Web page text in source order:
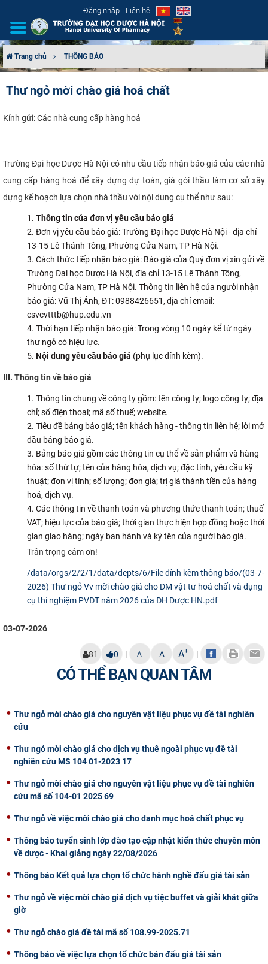
Đăng nhập Liên hệ
ĐÀO TẠO
ĐẢM BẢO CHẤT LƯỢNG
KHOA HỌC CÔNG NGHỆ
HTQT
CỰU NGƯỜI HỌC
Trang chủ THÔNG BÁO
Thư ngỏ mời chào giá hoá chất
Kính gửi: Các nhà cung cấp hàng hoá
Trường Đại học Dược Hà Nội có nhu cầu tiếp nhận báo giá của các nhà
cung cấp hàng hoá để xây dựng dự toán, giá gói thầu làm cơ sở xây
dựng kế hoạch lựa chọn nhà thầu với nội dung cụ thể như sau:
Thông tin của đơn vị yêu cầu báo giá
Đơn vị yêu cầu báo giá: Trường Đại học Dược Hà Nội - địa chỉ
13-15 Lê Thánh Tông, Phường Cửa Nam, TP Hà Nội.
Cách thức tiếp nhận báo giá: Báo giá của Quý đơn vị xin gửi về
Trường Đại học Dược Hà Nội, địa chỉ 13-15 Lê Thánh Tông,
Phường Cửa Nam, TP Hà Nội. Thông tin liên hệ của người nhận
báo giá: Vũ Thị Ánh, ĐT: 0988426651, địa chỉ email:
csvcvtttb@hup.edu.vn
Thời hạn tiếp nhận báo giá: Trong vòng 10 ngày kể từ ngày
thư ngỏ có hiệu lực.
Nội dung yêu cầu báo giá (phụ lục đính kèm).
III. Thông tin về báo giá
Thông tin chung về công ty gồm: tên công ty; logo công ty; địa
chỉ; số điện thoại; mã số thuế; website.
Tiêu đề bảng báo giá; tên khách hàng - thông tin liên hệ; lời mở
đầu bảng báo giá.
Bảng báo giá gồm các thông tin cụ thể về sản phẩm và hàng
hóa: số thứ tự; tên của hàng hóa, dịch vụ; đặc tính, yêu cầu kỹ
thuật; đơn vị tính; số lượng; đơn giá; trị giá thành tiền của hàng
hoá, dịch vụ.
Các thông tin về thanh toán và phương thức thanh toán; thuế
VAT; hiệu lực của báo giá; thời gian thực hiện hợp đồng hoặc thời
gian giao hàng; ngày ban hành và ký tên của người báo giá.
Trân trọng cảm ơn!
/data/orgs/2/2/1/data/depts/6/File đính kèm thông báo/(03-7-
2026) Thư ngỏ Vv mời chào giá cho DM vật tư hoá chất và dụng
cụ thí nghiệm PVĐT năm 2026 của ĐH Dược HN.pdf
03-07-2026
81 0 | A- A A+ |
CÓ THỂ BẠN QUAN TÂM
Thư ngỏ mời chào giá cho nguyên vật liệu phục vụ đề tài nghiên
cứu
Thư ngỏ mời chào giá cho dịch vụ thuê ngoài phục vụ đề tài
nghiên cứu MS 104 01-2023 17
Thư ngỏ mời chào giá cho nguyên vật liệu phục vụ đề tài nghiên
cứu mã số 104-01 2025 69
Thư ngỏ về việc mời chào giá cho danh mục hoá chất phục vụ
Thông báo tuyển sinh lớp đào tạo cập nhật kiến thức chuyên môn
về dược - Khai giảng ngày 22/08/2026
Thông báo Kết quả lựa chọn tổ chức hành nghề đấu giá tài sản
Thư ngỏ về việc mời chào giá dịch vụ tiệc buffet và giải khát giữa
giờ
Thư ngỏ chào giá đề tài mã số 108.99-2025.71
Thông báo về việc lựa chọn tổ chức bán đấu giá tài sản